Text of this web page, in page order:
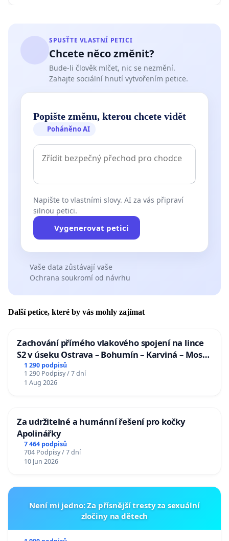
SPUSŤTE VLASTNÍ PETICI
Chcete něco změnit?
Bude-li člověk mlčet, nic se nezmění.
Zahajte sociální hnutí vytvořením petice.
Popište změnu, kterou chcete vidět
Poháněno AI
Napište to vlastními slovy. AI za vás připraví
silnou petici.
Vygenerovat petici
Vaše data zůstávají vaše
Ochrana soukromí od návrhu
Další petice, které by vás mohly zajímat
Zachování přímého vlakového spojení na lince
S2 v úseku Ostrava – Bohumín – Karviná – Mosty
u Jablunkova
1 290 podpisů
1 290 Podpisy / 7 dní
1 Aug 2026
Za udržitelné a humánní řešení pro kočky
Apolinářky
7 464 podpisů
704 Podpisy / 7 dní
10 Jun 2026
Není mi jedno: Za přísnější tresty za sexuální
zločiny na dětech